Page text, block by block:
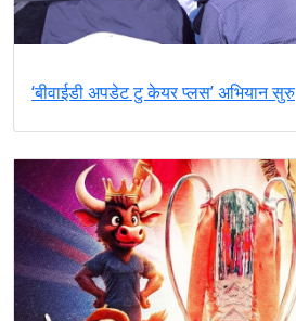
‘बीवाईडी अपडेट टु केयर प्लस’ अभियान सुरु